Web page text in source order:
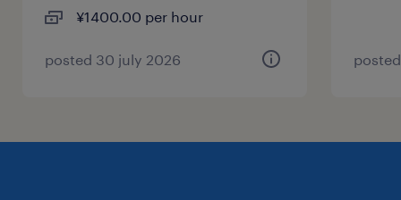
¥1400.00 per hour
posted 30 july 2026